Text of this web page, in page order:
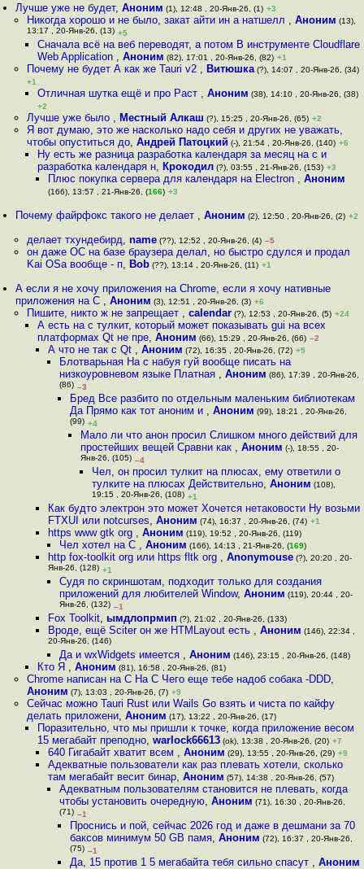
Лучше уже не будет,Аноним (1), 12:48 , 20-Янв-26, (1) +3
Никогда хорошо и не было, закат айти ин а натшелл , Аноним (13),
13:17 , 20-Янв-26, (13) +5
Сначала всё на веб переводят, а потом В инструменте Cloudflare
Web Application , Аноним (82), 17:01 , 20-Янв-26, (82) +1
Почему не будет А как же Tauri v2 , Витюшка(?), 14:07 , 20-Янв-26, (34)
+1
Отличная шутка ещё и про Раст , Аноним (38), 14:10 , 20-Янв-26, (38)
+2
Лучше уже было , Местный Алкаш (?), 15:25 , 20-Янв-26, (65) +2
Я вот думаю, это же насколько надо себя и других не уважать,
чтобы опуститься до, Андрей Патоцкий (-), 21:54 , 20-Янв-26, (140) +6
Ну есть же разница разработка календаря за месяц на c и
разработка календаря н, Крокодил(?), 03:55 , 21-Янв-26, (153) +3
Плюс покупка сервера для календаря на Electron ,Аноним
(166), 13:57 , 21-Янв-26, (166) +3
Почему файрфокс такого не делает ,Аноним (2), 12:50 , 20-Янв-26, (2) +2
делает тхундебирд, name(??), 12:52 , 20-Янв-26, (4) –5
он даже ОС на базе браузера делал, но быстро сдулся и продал
Kai OSа вообще - п, Bob(??), 13:14 , 20-Янв-26, (11) +1
А если я не хочу приложения на Chrome, если я хочу нативные
приложения на C ,Аноним (3), 12:51 , 20-Янв-26, (3) +6
Пишите, никто ж не запрещает , calendar(?), 12:53 , 20-Янв-26, (5) +24
А есть на с тулкит, который может показывать gui на всех
платформах Qt не пре, Аноним (66), 15:29 , 20-Янв-26, (66) –2
А что не так с Qt ,Аноним (72), 16:35 , 20-Янв-26, (72) +5
Блотварьная На с набуя гуй вообще писать на
низкоуровневом языке Платная , Аноним (86), 17:39 , 20-Янв-26,
(86) –3
Бред Все разбито по отдельным маленьким библиотекам
Да Прямо как тот аноним и , Аноним (99), 18:21 , 20-Янв-26,
(99) +4
Мало ли что анон просил Слишком много действий для
простейших вещей Сравни как ,Аноним (-), 18:55 , 20-
Янв-26, (105) –4
Чел, он просил тулкит на плюсах, ему ответили о
тулките на плюсах Действительно, Аноним (108),
19:15 , 20-Янв-26, (108) +1
Как будто электрон это может Хочется нетаковости Ну возьми
FTXUI или notcurses,Аноним (74), 16:37 , 20-Янв-26, (74) +1
https www gtk org ,Аноним (119), 19:52 , 20-Янв-26, (119)
Чел хотел на C , Аноним (166), 14:13 , 21-Янв-26, (169)
http fox-toolkit org или https fltk org ,Anonymouse (?), 20:20 , 20-
Янв-26, (128) +1
Судя по скриншотам, подходит только для создания
приложений для любителей Window, Аноним (119), 20:44 , 20-
Янв-26, (132) –1
Fox Toolkit, ымдлопрмип (?), 21:02 , 20-Янв-26, (133)
Вроде, ещё Sciter он же HTMLayout есть ,Аноним (146), 22:34 ,
20-Янв-26, (146)
Да и wxWidgets имеется , Аноним (146), 23:15 , 20-Янв-26, (148)
Кто Я , Аноним (81), 16:58 , 20-Янв-26, (81)
Chrome написан на С На С Чего еще тебе надоб собака -DDD,
Аноним (7), 13:03 , 20-Янв-26, (7) +9
Сейчас можно Tauri Rust или Wails Go взять и чиста по кайфу
делать приложени, Аноним (17), 13:22 , 20-Янв-26, (17)
Поразительно, что мы пришли к точке, когда приложение весом
15 мегабайт преподно, warlock66613(ok), 13:38 , 20-Янв-26, (20) +7
640 Гигабайт хватит всем ,Аноним (29), 13:55 , 20-Янв-26, (29) +9
Адекватные пользователи как раз плевать хотели, сколько
там мегабайт весит бинар,Аноним (57), 14:38 , 20-Янв-26, (57)
Адекватным пользователям становится не плевать, когда
чтобы установить очередную, Аноним (71), 16:30 , 20-Янв-26,
(71) –1
Проснись и пой, сейчас 2026 год и даже в дешмани за 70
баксов минимум 50 GB памя, Аноним (72), 16:37 , 20-Янв-26,
(75) –1
Да, 15 против 1 5 мегабайта тебя сильно спасут , Аноним